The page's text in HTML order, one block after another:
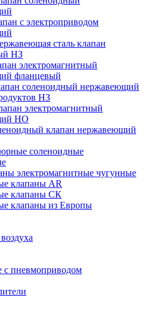
с электроприводом
сталь клапан
НЗ
электромагнитный
фланцевый
соленоидный нержавеющий
НЗ
электромагнитный
НО
клапан нержавеющий
соленоидные
электромагнитные чугунные
клапаны AR
клапаны СК
клапаны из Европы
с пневмоприводом